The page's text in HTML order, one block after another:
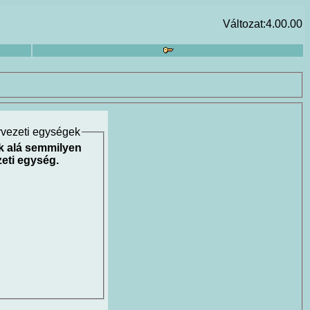
Változat:4.00.00
egységek
alá semmilyen
egység.